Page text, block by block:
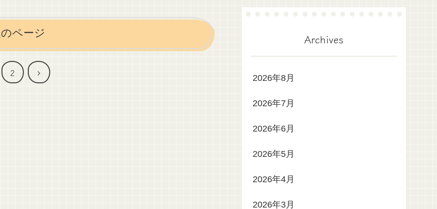
ページ
2
次
Archives
2026年8月
2026年7月
2026年6月
2026年5月
2026年4月
2026年3月